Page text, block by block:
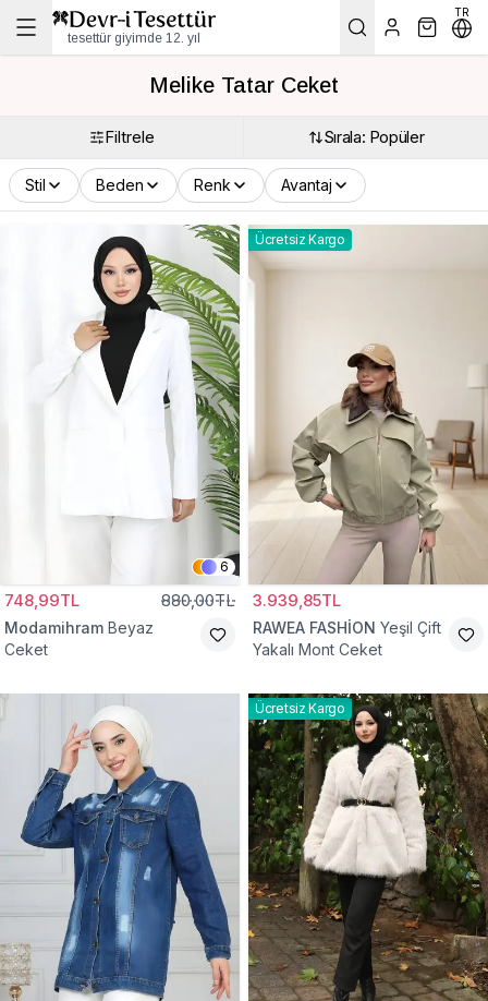
tesettür giyimde 12. yıl
TR
Melike Tatar Ceket
Filtrele Sırala: Popüler
Stil Beden Renk Avantaj
6
748,99TL 880,00TL
Modamihram Beyaz
Ceket
Ücretsiz Kargo
3.939,85TL
RAWEA FASHİON Yeşil Çift
Yakalı Mont Ceket
Ücretsiz Kargo